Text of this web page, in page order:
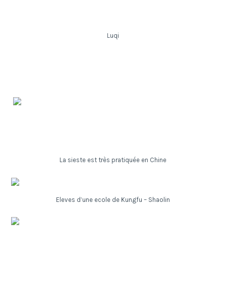
Luqi
La sieste est très pratiquée en Chine
Eleves d’une ecole de Kungfu – Shaolin